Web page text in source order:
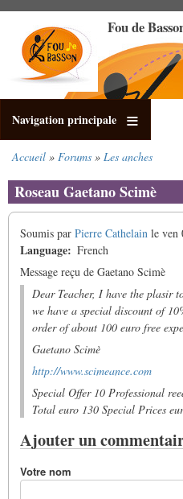
contenu
principal
Fou de
Navigation principale
d'Ariane
Accueil Forums Les anches
Roseau Gaetano Scimè
Soumis par Pierre Cathelain le ven
Language
French
Message reçu de Gaetano Scimè
Dear Teacher, I have the plasir
we have a special discount of
order of about 100 euro free
Gaetano Scimè
http://www.scimeance.com
Special Offer 10 Professional
Total euro 130 Special Prices
Ajouter un
Votre nom